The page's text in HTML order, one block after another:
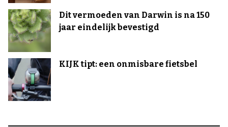
Dit vermoeden van Darwin is na 150
jaar eindelijk bevestigd
KIJK tipt: een onmisbare fietsbel